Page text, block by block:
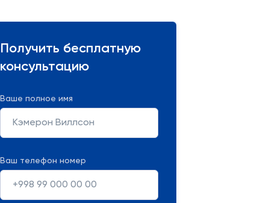
Получить бесплатную
консультацию
Ваше полное имя
Ваш телефон номер